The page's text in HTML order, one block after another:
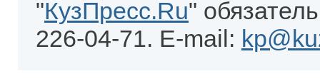
"КузПресс.Ru"
226-04-71. E-mail: